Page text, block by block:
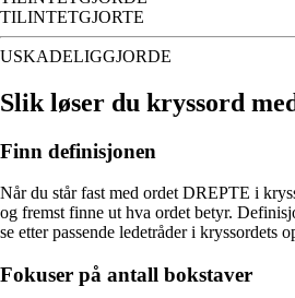
TILINTETGJORTE
USKADELIGGJORDE
Slik løser du kryssord
Finn definisjonen
Når du står fast med ordet DREPTE i
og fremst finne ut hva ordet betyr.
se etter passende ledetråder i kryssordets
Fokuser på antall bokstaver